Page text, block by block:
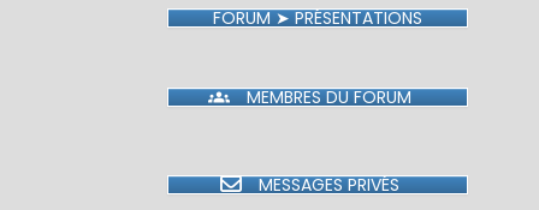
FORUM ➤ PRÉSENTATIONS
MEMBRES DU FORUM
MESSAGES PRIVÉS